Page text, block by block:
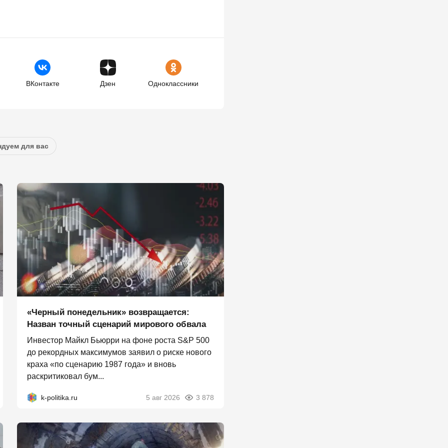
ВКонтакте Дзен Одноклассники
для вас
«Черный понедельник» возвращается:
Назван точный сценарий мирового обвала
Инвестор Майкл Бьюрри на фоне роста S&P 500
до рекордных максимумов заявил о риске нового
краха «по сценарию 1987 года» и вновь
раскритиковал бум...
k-politika.ru 5 авг 2026 3 878